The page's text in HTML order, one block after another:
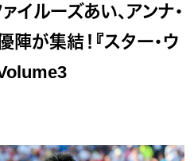
イルーズあい、アンナ・
が集結！『スター・ウ
Volume3